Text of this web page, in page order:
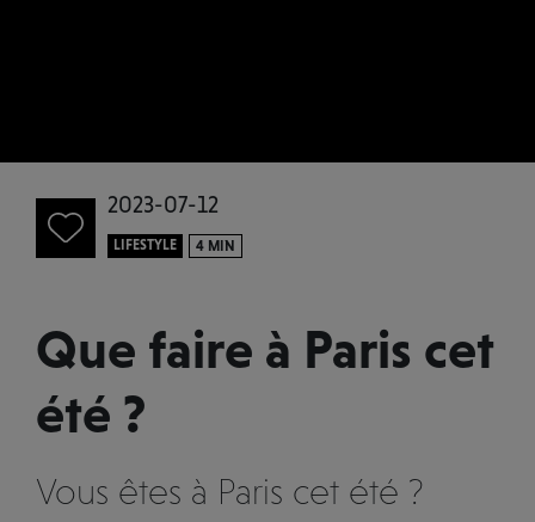
2023-07-12
LIFESTYLE 4 MIN
Que faire à Paris cet
été ?
Vous êtes à Paris cet été ?